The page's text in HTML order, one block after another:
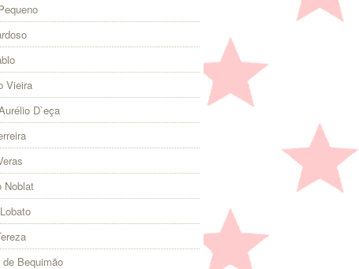
Vieira
D`eça
Noblat
de Bequimão